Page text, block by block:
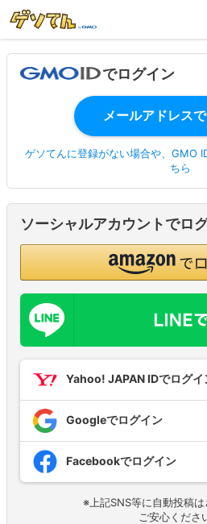
でログイン
ゲソてんに登録がない場合や、GMO
ちら
ソーシャルアカウントでロ
Yahoo! JAPAN IDでログイ
Googleでログイン
Facebookでログイン
※上記SNS等に自動投稿
ご安心くださ